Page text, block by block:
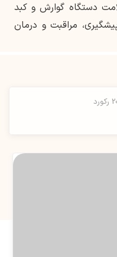
دستگاه گوارش و کبد
مراقبت و درمان